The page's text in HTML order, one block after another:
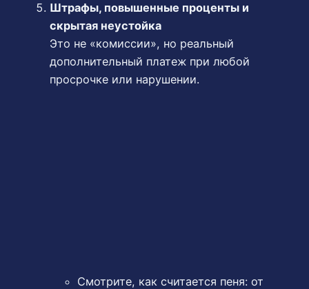
Штрафы, повышенные проценты и
скрытая неустойка
Это не «комиссии», но реальный
дополнительный платеж при любой
просрочке или нарушении.
Смотрите, как считается пеня: от